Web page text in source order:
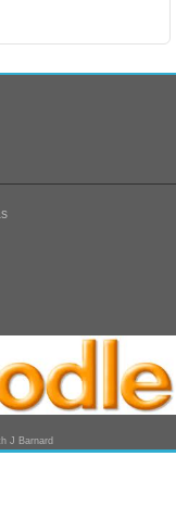
J Barnard